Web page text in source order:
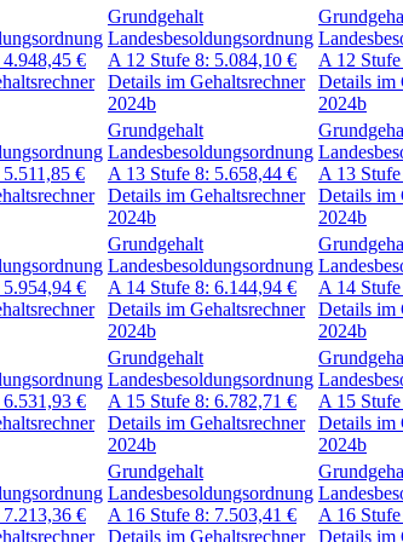
4.948,45 €
Grundgehalt
Landesbesoldungsordnung
A 12 Stufe 8: 5.084,10 €
Details im Gehaltsrechner
2024b
A 12
Details im
2024b
5.511,85 €
Grundgehalt
Landesbesoldungsordnung
A 13 Stufe 8: 5.658,44 €
Details im Gehaltsrechner
2024b
A 13
Details im
2024b
5.954,94 €
Grundgehalt
Landesbesoldungsordnung
A 14 Stufe 8: 6.144,94 €
Details im Gehaltsrechner
2024b
A 14
Details im
2024b
6.531,93 €
Grundgehalt
Landesbesoldungsordnung
A 15 Stufe 8: 6.782,71 €
Details im Gehaltsrechner
2024b
A 15
Details im
2024b
7.213,36 €
Grundgehalt
Landesbesoldungsordnung
A 16 Stufe 8: 7.503,41 €
Details im Gehaltsrechner
A 16
Details im